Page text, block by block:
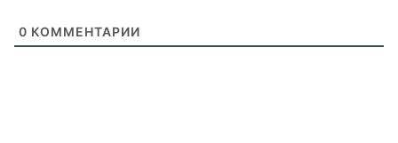
0 КОММЕНТАРИИ